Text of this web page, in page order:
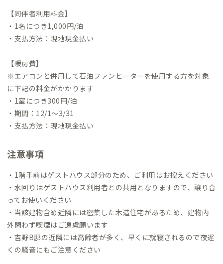
【同伴者利用料金】
・1名につき1,000円/泊
・支払方法：現地現金払い
【暖房費】
※エアコンと併用して石油ファンヒーターを使用する方を対象
に下記の料金がかかります
・1室につき300円/泊
・期間：12/1〜3/31
・支払方法：現地現金払い
注意事項
・1階手前はゲストハウス部分のため、ご利用はお控えください
・水回りはゲストハウス利用者との共用となりますので、譲り合
ってお使いください
・当該建物含め近隣には密集した木造住宅があるため、建物内
外問わず喫煙はご遠慮願います
・吉野B邸の近隣には高齢者が多く、早くに就寝されるので夜遅
くの騒音にもご注意ください